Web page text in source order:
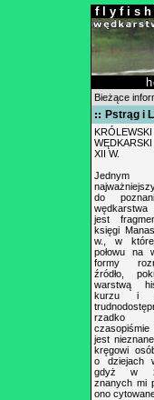
f l y f i s h
Bieżące
Pstrąg i
XII W.
do
jest
księgi
w., w
połowu na
formy
źródło,
warstwą
kurzu i
rzadko
jest
kręgowi
o dziejach
gdyż w
znanych mi
ono